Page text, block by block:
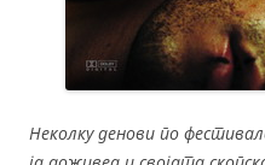
Неколку денови по